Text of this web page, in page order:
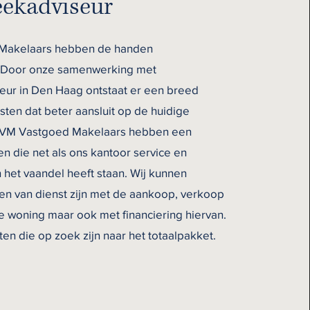
hebben de handen
onze samenwerking met
in Den Haag ontstaat er een breed
dat beter aansluit op de huidige
Vastgoed Makelaars hebben een
die net als ons kantoor service en
vaandel heeft staan. Wij kunnen
van dienst zijn met de aankoop, verkoop
woning maar ook met financiering hiervan.
die op zoek zijn naar het totaalpakket.